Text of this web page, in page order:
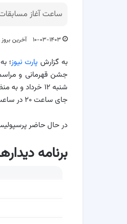
ساعت آغاز مسابقات
۱۰-۰۳-۱۴۰۳ آخرین بروز رسانی
به گزارش پارت نیوز؛
جشن قهرمانی و مراسم
شنبه ۱۲ خرداد
جای ساعت ۲۰ در ساعت ۱۹ آغاز خواهد شد.
در حال حاضر پرسپولیس با ۶۵ امتیاز در صدر جدول قرار دارد و در استقلال تهران نیز با ۶۴ امتیاز در رتبه
برنامه